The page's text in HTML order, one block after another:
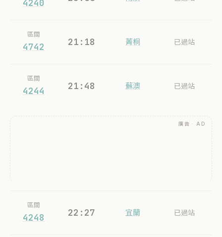
4240
區間
4742 21:18 菁桐 已過站
區間
4244 21:48 蘇澳 已過站
廣告 · AD
區間
4248 22:27 宜蘭 已過站